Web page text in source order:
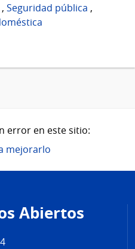
, Seguridad pública ,
error en este sitio:
mejorarlo
Abiertos